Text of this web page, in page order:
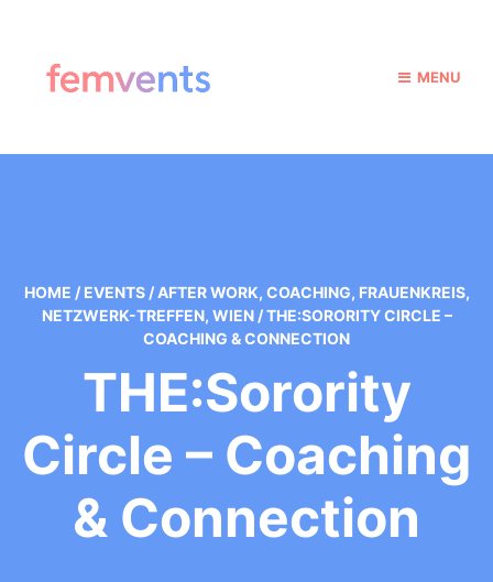
MENU
HOME / EVENTS / AFTER WORK, COACHING, FRAUENKREIS,
NETZWERK-TREFFEN, WIEN / THE:SORORITY CIRCLE –
COACHING & CONNECTION
THE:Sorority
Circle – Coaching
& Connection